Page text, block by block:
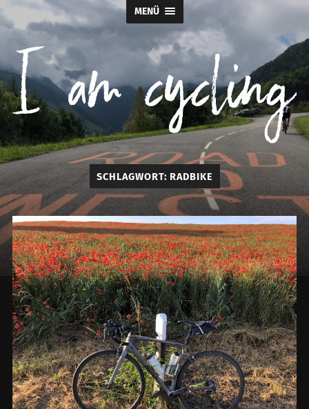
MENÜ
I
am
cycling
SCHLAGWORT: RADBIKE